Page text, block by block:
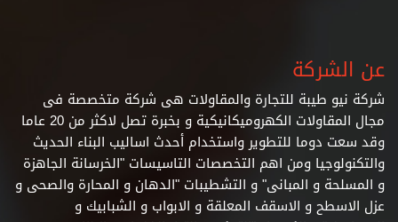
عن الشركة
شركة نيو طيبة للتجارة والمقاولات هى شركة متخصصة فى
مجال المقاولات الكهروميكانيكية و بخبرة تصل لاكثر من 20 عاما
وقد سعت دوما للتطوير واستخدام أحدث اساليب البناء الحديث
والتكنولوجيا ومن اهم التخصصات التاسيسات "الخرسانة الجاهزة
و المسلحة و المبانى" و التشطيبات "الدهان و المحارة والصحى و
عزل الاسطح و الاسقف المعلقة و الابواب و الشبابيك و